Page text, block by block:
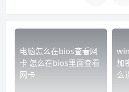
电脑怎么在bios查看网
卡 怎么在bios里面查看
网卡
加
么